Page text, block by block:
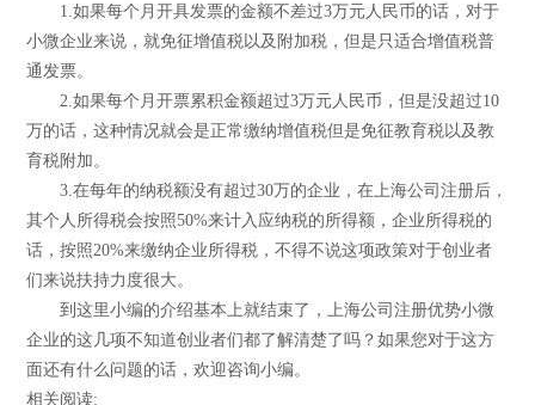
1.如果每个月开具发票的金额不差过3万元人民币的话，对于
小微企业来说，就免征增值税以及附加税，但是只适合增值税普
通发票。
2.如果每个月开票累积金额超过3万元人民币，但是没超过10
万的话，这种情况就会是正常缴纳增值税但是免征教育税以及教
育税附加。
3.在每年的纳税额没有超过30万的企业，在上海公司注册后，
其个人所得税会按照50%来计入应纳税的所得额，企业所得税的
话，按照20%来缴纳企业所得税，不得不说这项政策对于创业者
们来说扶持力度很大。
到这里小编的介绍基本上就结束了，上海公司注册优势小微
企业的这几项不知道创业者们都了解清楚了吗？如果您对于这方
面还有什么问题的话，欢迎咨询小编。
相关阅读: